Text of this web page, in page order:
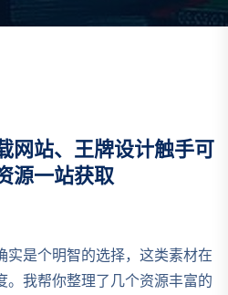
网站、王牌设计触手可
源一站获取
实是个明智的选择，这类素材在
我帮你整理了几个资源丰富的